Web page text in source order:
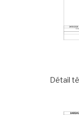
Détail